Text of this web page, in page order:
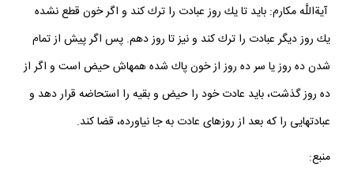
آيةاللَّه مكارم: بايد تا يك روز عبادت را ترك كند و اگر خون قطع نشده
يك روز ديگر عبادت را ترك كند و نيز تا روز دهم. پس اگر پيش از تمام
شدن ده روز يا سر ده روز از خون پاك شده همه‏اش حيض است و اگر از
ده روز گذشت، بايد عادت خود را حيض و بقيه را استحاضه قرار دهد و
عبادت‏هايى را كه بعد از روزهاى عادت به جا نياورده، قضا كند.
منبع: